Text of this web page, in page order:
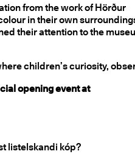
from the work of Hörður
in their own
their attention to the
children’s curiosity,
opening event at
listelskandi kóp?